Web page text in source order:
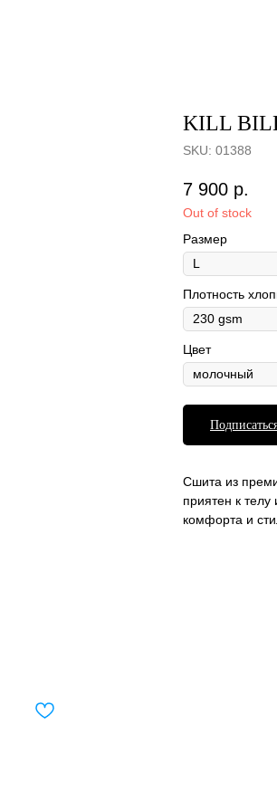
KILL
SKU: 01388
7 900 р.
Out of stock
Размер
Плотность
Цвет
Сшита из
приятен к
комфорта и